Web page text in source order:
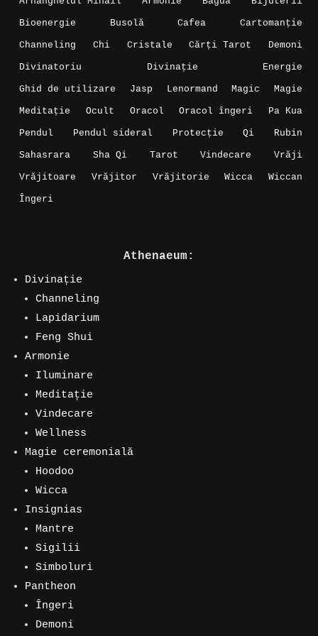
Bioenergie Busolă Cafea Cartomanție
Channeling Chi Cristale Cărți Tarot Demoni
Divinatoriu Divinație Energie
Ghid de utilizare Jasp Lenormand Magic Magie
Meditație Ocult Oracol Oracol îngeri Pa Kua
Pendul Pendul sideral Protecție Qi Rubin
Sahasrara Sha Qi Tarot Vindecare Vrăji
Vrăjitoare Vrăjitor Vrăjitorie Wicca Wiccan
Îngeri
Athenaeum:
Divinație
Channeling
Lapidarium
Feng Shui
Armonie
Iluminare
Meditație
Vindecare
Wellness
Magie ceremonială
Hoodoo
Wicca
Insignias
Mantre
Sigilii
Simboluri
Pantheon
Îngeri
Demoni